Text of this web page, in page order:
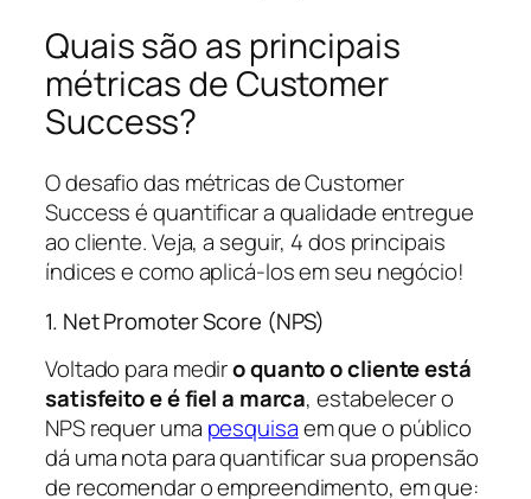
Quais são as principais
métricas de Customer
Success?
O desafio das métricas de Customer
Success é quantificar a qualidade entregue
ao cliente. Veja, a seguir, 4 dos principais
índices e como aplicá-los em seu negócio!
1. Net Promoter Score (NPS)
Voltado para mediro quanto o cliente está
satisfeito e é fiel a marca, estabelecer o
NPS requer uma pesquisaem que o público
dá uma nota para quantificar sua propensão
de recomendar o empreendimento, em que: